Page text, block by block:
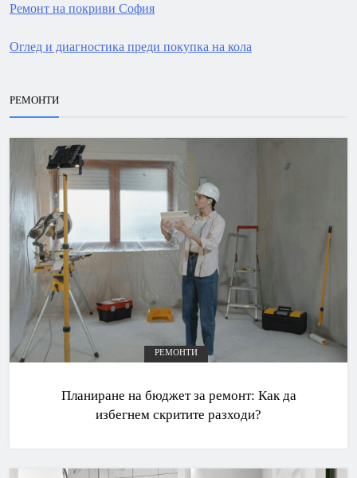
Ремонт на покриви София
Оглед и диагностика преди покупка на кола
РЕМОНТИ
РЕМОНТИ
Планиране на бюджет за ремонт: Как да
избегнем скритите разходи?